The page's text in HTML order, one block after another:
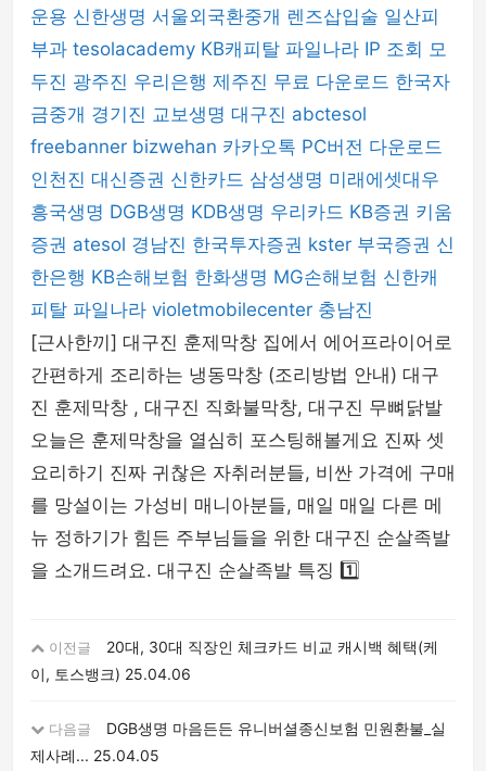
운용 신한생명 서울외국환중개 렌즈삽입술 일산피
부과 tesolacademy KB캐피탈 파일나라 IP 조회 모
두진 광주진 우리은행 제주진 무료 다운로드 한국자
금중개 경기진 교보생명 대구진 abctesol
freebanner bizwehan 카카오톡 PC버전 다운로드
인천진 대신증권 신한카드 삼성생명 미래에셋대우
흥국생명 DGB생명 KDB생명 우리카드 KB증권 키움
증권 atesol 경남진 한국투자증권 kster 부국증권 신
한은행 KB손해보험 한화생명 MG손해보험 신한캐
피탈 파일나라 violetmobilecenter 충남진
[근사한끼] 대구진 훈제막창 집에서 에어프라이어로
간편하게 조리하는 냉동막창 (조리방법 안내) 대구
진 훈제막창 , 대구진 직화불막창, 대구진 무뼈닭발
오늘은 훈제막창을 열심히 포스팅해볼게요 진짜 셋
요리하기 진짜 귀찮은 자취러분들, 비싼 가격에 구매
를 망설이는 가성비 매니아분들, 매일 매일 다른 메
뉴 정하기가 힘든 주부님들을 위한 대구진 순살족발
을 소개드려요. 대구진 순살족발 특징 1️⃣
이전글
20대, 30대 직장인 체크카드 비교 캐시백 혜택(케
이, 토스뱅크) 25.04.06
다음글
DGB생명 마음든든 유니버셜종신보험 민원환불_실
제사례... 25.04.05